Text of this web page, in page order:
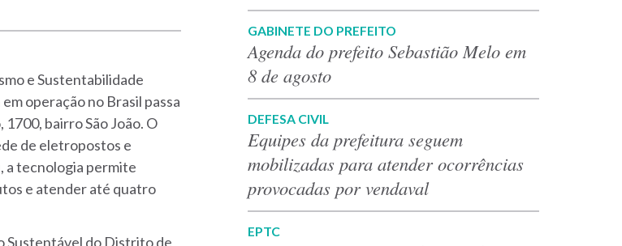
e Sustentabilidade
operação no Brasil passa
bairro São João. O
de eletropostos e
a tecnologia permite
e atender até quatro
Sustentável do Distrito de
GABINETE DO PREFEITO
Agenda do prefeito Sebastião Melo em
8 de agosto
DEFESA CIVIL
Equipes da prefeitura seguem
mobilizadas para atender ocorrências
provocadas por vendaval
EPTC